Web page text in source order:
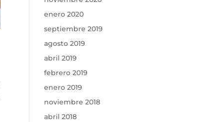
enero 2020
septiembre 2019
agosto 2019
abril 2019
febrero 2019
enero 2019
noviembre 2018
abril 2018